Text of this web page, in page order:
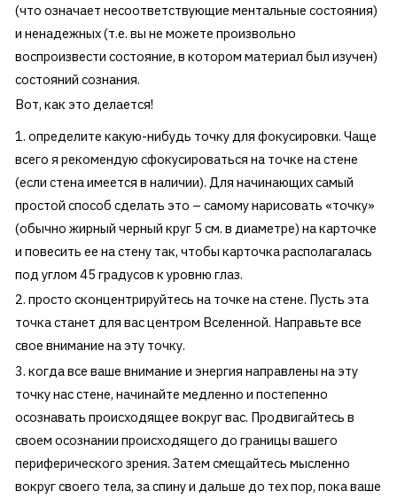
(что означает несоответствующие ментальные состояния)
и ненадежных (т.е. вы не можете произвольно
воспроизвести состояние, в котором материал был изучен)
состояний сознания.
Вот, как это делается!
определите какую-нибудь точку для фокусировки. Чаще
всего я рекомендую сфокусироваться на точке на стене
(если стена имеется в наличии). Для начинающих самый
простой способ сделать это – самому нарисовать «точку»
(обычно жирный черный круг 5 см. в диаметре) на карточке
и повесить ее на стену так, чтобы карточка располагалась
под углом 45 градусов к уровню глаз.
просто сконцентрируйтесь на точке на стене. Пусть эта
точка станет для вас центром Вселенной. Направьте все
свое внимание на эту точку.
когда все ваше внимание и энергия направлены на эту
точку нас стене, начинайте медленно и постепенно
осознавать происходящее вокруг вас. Продвигайтесь в
своем осознании происходящего до границы вашего
периферического зрения. Затем смещайтесь мысленно
вокруг своего тела, за спину и дальше до тех пор, пока ваше